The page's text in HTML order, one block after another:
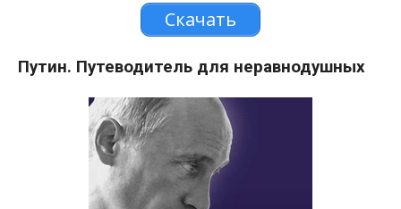
Скачать
Путин. Путеводитель для неравнодушных